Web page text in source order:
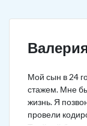
Мой сын в 24
стажем. Мне
жизнь. Я
провели